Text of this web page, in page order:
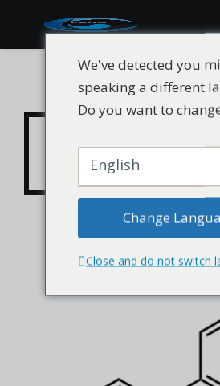
CHLUMIAO®
cas 92-88-
We've detected you
speaking a different
Do you want to
English
Change
Close and do not switch